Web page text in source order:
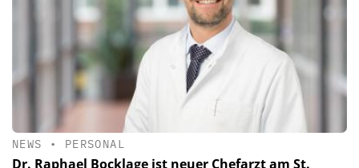
NEWS • PERSONAL
Dr. Raphael Bocklage ist neuer Chefarzt am St.